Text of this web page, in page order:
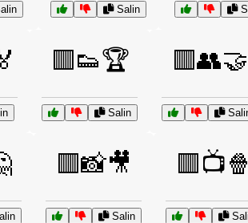
Salin
🟥👟🏆
Salin
🟥👥🤝
🟥📸🎥
Salin
🟥📺🍿